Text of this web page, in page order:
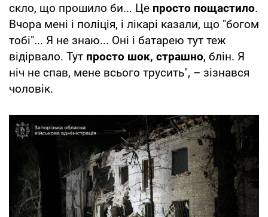
скло, що прошило би... Це просто пощастило.
Вчора мені і поліція, і лікарі казали, що "богом
тобі"... Я не знаю... Оні і батарею тут теж
відірвало. Тут просто шок, страшно, блін. Я
ніч не спав, мене всього трусить", – зізнався
чоловік.